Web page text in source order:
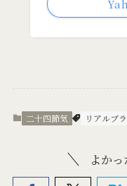
二十四節気 リアルブ
よか